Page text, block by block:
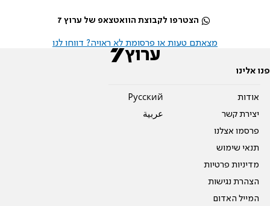
הצטרפו לקבוצת הוואטצאפ של ערוץ 7
מצאתם טעות או פרסומת לא ראויה? דווחו לנו
פנו אלינו
אודות
יצירת קשר
פרסמו אצלנו
תנאי שימוש
מדיניות פרטיות
הצהרת נגישות
המייל האדום
Pусский
عربية